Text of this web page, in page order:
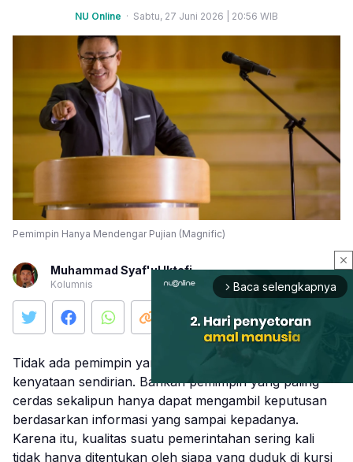
NU Online · Sabtu, 27 Juni 2026 | 20:56 WIB
Pemimpin Hanya Mendengar Pujian (Magnific)
Muhammad Syaf'ul Iktafi
Kolumnis
Tidak ada pemimpin yang mampu melihat seluruh
kenyataan sendirian. Bahkan pemimpin yang paling
cerdas sekalipun hanya dapat mengambil keputusan
berdasarkan informasi yang sampai kepadanya.
Karena itu, kualitas suatu pemerintahan sering kali
tidak hanya ditentukan oleh siapa yang duduk di kursi
close
arrow_forward_ios Baca selengkapnya